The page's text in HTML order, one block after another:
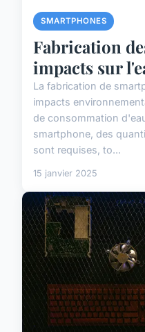
SMARTPHONES
Fabrication
impacts sur
La fabrication de
impacts
de consommation
smartphone, des
sont requises, to...
15 janvier 2025